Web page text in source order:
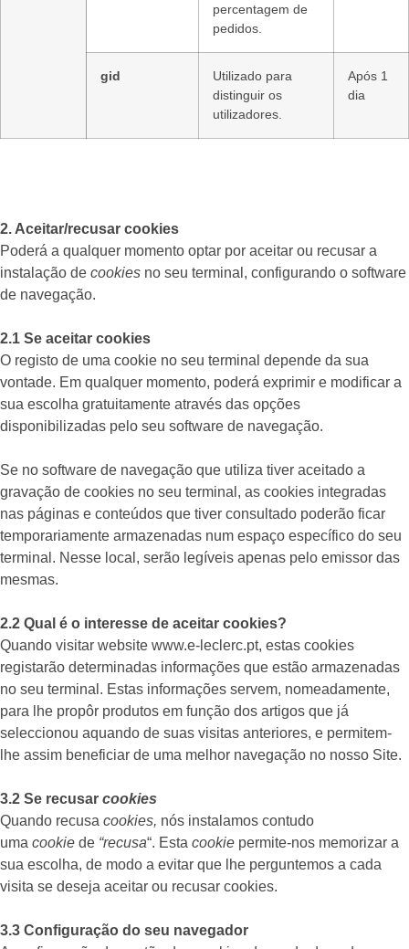
percentagem de
pedidos.
gid
Utilizado para
distinguir os
utilizadores.
Após 1
dia
2. Aceitar/recusar cookies
Poderá a qualquer momento optar por aceitar ou recusar a
instalação de cookies no seu terminal, configurando o software
de navegação.
2.1 Se aceitar cookies
O registo de uma cookie no seu terminal depende da sua
vontade. Em qualquer momento, poderá exprimir e modificar a
sua escolha gratuitamente através das opções
disponibilizadas pelo seu software de navegação.
Se no software de navegação que utiliza tiver aceitado a
gravação de cookies no seu terminal, as cookies integradas
nas páginas e conteúdos que tiver consultado poderão ficar
temporariamente armazenadas num espaço específico do seu
terminal. Nesse local, serão legíveis apenas pelo emissor das
mesmas.
2.2 Qual é o interesse de aceitar cookies?
Quando visitar website www.e-leclerc.pt, estas cookies
registarão determinadas informações que estão armazenadas
no seu terminal. Estas informações servem, nomeadamente,
para lhe propôr produtos em função dos artigos que já
seleccionou aquando de suas visitas anteriores, e permitem-
lhe assim beneficiar de uma melhor navegação no nosso Site.
3.2 Se recusar cookies
Quando recusa cookies, nós instalamos contudo
uma cookie de “recusa“. Esta cookie permite-nos memorizar a
sua escolha, de modo a evitar que lhe perguntemos a cada
visita se deseja aceitar ou recusar cookies.
3.3 Configuração do seu navegador